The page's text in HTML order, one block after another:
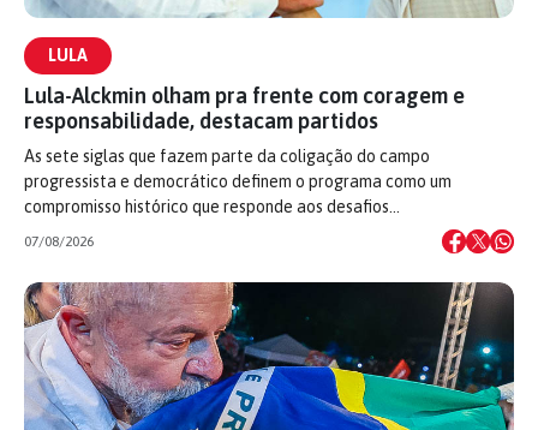
LULA
Lula-Alckmin olham pra frente com coragem e
responsabilidade, destacam partidos
As sete siglas que fazem parte da coligação do campo
progressista e democrático definem o programa como um
compromisso histórico que responde aos desafios…
07/08/2026